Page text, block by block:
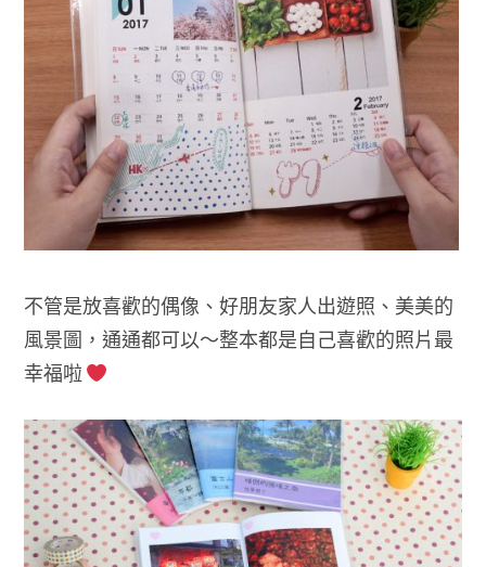
不管是放喜歡的偶像、好朋友家人出遊照、美美的
風景圖，通通都可以～整本都是自己喜歡的照片最
幸福啦